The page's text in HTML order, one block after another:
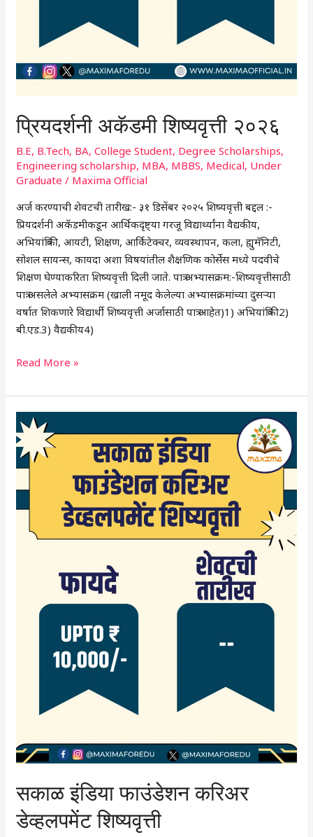
प्रियदर्शनी अकॅडमी शिष्यवृत्ती २०२६
B.E, B.Tech, BA,College Student, Degree Scholarships,
Engineering scholarship, MBA, MBBS, Medical, Under
Graduate / Maxima Official
अर्ज करण्याची शेवटची तारीख:- ३१ डिसेंबर २०२५ शिष्यवृत्ती बद्दल :-
प्रियदर्शनी अकॅडमीकडून आर्थिकदृष्ट्या गरजू विद्यार्थ्यांना वैद्यकीय,
अभियांत्रिकी, आयटी, शिक्षण, आर्किटेक्चर, व्यवस्थापन, कला, ह्युमॅनिटी,
सोशल सायन्स, कायदा अशा विषयांतील शैक्षणिक कोर्सेस मध्ये पदवीचे
शिक्षण घेण्याकरिता शिष्यवृत्ती दिली जाते. पात्र अभ्यासक्रम:-शिष्यवृत्तीसाठी
पात्र असलेले अभ्यासक्रम (खाली नमूद केलेल्या अभ्यासक्रमांच्या दुसऱ्या
वर्षात शिकणारे विद्यार्थी शिष्यवृत्ती अर्जासाठी पात्र आहेत)1) अभियांत्रिकी2)
बी.एड.3) वैद्यकीय4)
Read More »
सकाळ इंडिया फाउंडेशन करिअर
डेव्हलपमेंट शिष्यवृत्ती
सकाळ
इंडिया
फाउंडेशन
करिअर
डेव्हलपमेंट
शिष्यवृत्ती